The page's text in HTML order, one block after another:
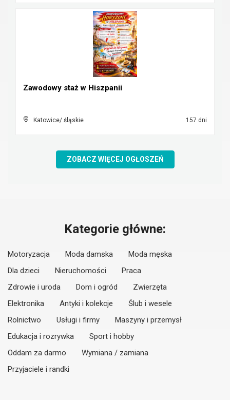
Zawodowy staż w Hiszpanii
Katowice/ śląskie 157 dni
ZOBACZ WIĘCEJ OGŁOSZEŃ
Kategorie główne:
Motoryzacja Moda damska
Moda męska
Dla dzieci
Nieruchomości
Praca
Zdrowie i uroda
Dom i ogród
Zwierzęta
Elektronika
Antyki i kolekcje
Ślub i wesele
Rolnictwo
Usługi i firmy
Maszyny i przemysł
Edukacja i rozrywka
Sport i hobby
Oddam za darmo
Wymiana / zamiana
Przyjaciele i randki